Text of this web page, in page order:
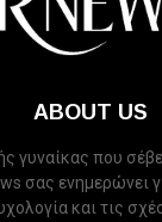
ABOUT US
γυναίκας που
σας ενημερώνει
και τις